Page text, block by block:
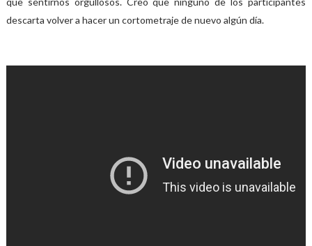
descarta volver a hacer un cortometraje de nuevo algún día.